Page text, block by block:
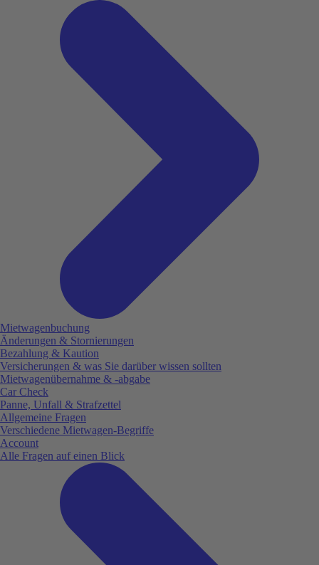
Mietwagenbuchung
Änderungen & Stornierungen
Bezahlung & Kaution
Versicherungen & was Sie darüber wissen sollten
Mietwagenübernahme & -abgabe
Car Check
Panne, Unfall & Strafzettel
Allgemeine Fragen
Verschiedene Mietwagen-Begriffe
Account
Alle Fragen auf einen Blick